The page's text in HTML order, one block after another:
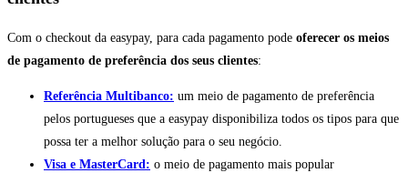
Com o checkout da easypay, para cada pagamento pode oferecer os meios
de pagamento de preferência dos seus clientes:
Referência Multibanco: um meio de pagamento de preferência
pelos portugueses que a easypay disponibiliza todos os tipos para que
possa ter a melhor solução para o seu negócio.
Visa e MasterCard: o meio de pagamento mais popular